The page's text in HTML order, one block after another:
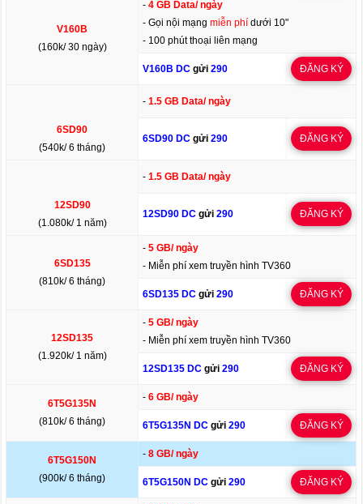
V160B
(160k/ 30 ngày)
-4 GB Data/ ngày
- Gọi nội mạngmiễn phídưới 10"
- 100 phút thoại liên mạng
V160B DCgửi 290 ĐĂNG KÝ
6SD90
(540k/ 6 tháng)
-1.5 GB Data/ ngày
6SD90 DCgửi 290 ĐĂNG KÝ
12SD90
(1.080k/ 1 năm)
-1.5 GB Data/ ngày
12SD90 DCgửi 290 ĐĂNG KÝ
6SD135
(810k/ 6 tháng)
-5 GB/ ngày
- Miễn phí xem truyền hình TV360
6SD135 DCgửi 290 ĐĂNG KÝ
12SD135
(1.920k/ 1 năm)
-5 GB/ ngày
- Miễn phí xem truyền hình TV360
12SD135 DCgửi 290 ĐĂNG KÝ
6T5G135N
(810k/ 6 tháng)
-6 GB/ ngày
6T5G135N DCgửi 290 ĐĂNG KÝ
6T5G150N
(900k/ 6 tháng)
-8 GB/ ngày
6T5G150N DCgửi 290 ĐĂNG KÝ